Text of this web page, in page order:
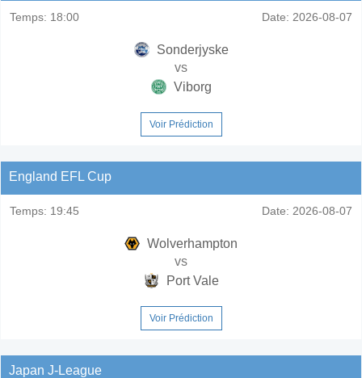
Temps: 18:00 Date: 2026-08-07
Sonderjyske
vs
Viborg
Voir Prédiction
England EFL Cup
Temps: 19:45 Date: 2026-08-07
Wolverhampton
vs
Port Vale
Voir Prédiction
Japan J-League